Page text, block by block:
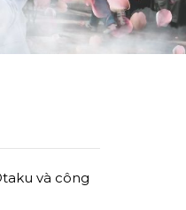
và công